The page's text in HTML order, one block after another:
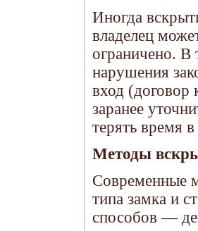
Иногда
владелец
ограничено. В
нарушения
вход (договор
заранее
терять время
Методы
Современные
типа замка и
способов —